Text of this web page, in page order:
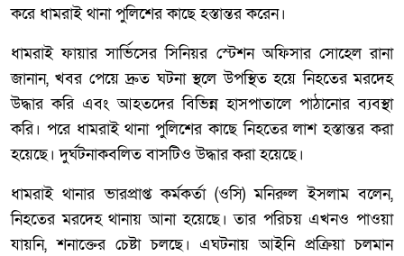
করে ধামরাই থানা পুলিশের কাছে হস্তান্তর করেন।
ধামরাই ফায়ার সার্ভিসের সিনিয়র স্টেশন অফিসার সোহেল রানা
জানান, খবর পেয়ে দ্রুত ঘটনা স্থলে উপস্থিত হয়ে নিহতের মরদেহ
উদ্ধার করি এবং আহতদের বিভিন্ন হাসপাতালে পাঠানোর ব্যবস্থা
করি। পরে ধামরাই থানা পুলিশের কাছে নিহতের লাশ হস্তান্তর করা
হয়েছে। দুর্ঘটনাকবলিত বাসটিও উদ্ধার করা হয়েছে।
ধামরাই থানার ভারপ্রাপ্ত কর্মকর্তা (ওসি) মনিরুল ইসলাম বলেন,
নিহতের মরদেহ থানায় আনা হয়েছে। তার পরিচয় এখনও পাওয়া
যায়নি, শনাক্তের চেষ্টা চলছে। এঘটনায় আইনি প্রক্রিয়া চলমান